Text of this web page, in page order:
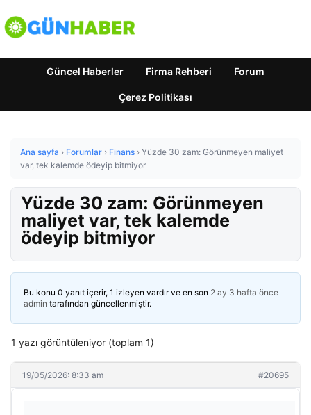
Güncel Haberler Firma Rehberi Forum
Çerez Politikası
Ana sayfa › Forumlar › Finans › Yüzde 30 zam: Görünmeyen maliyet
var, tek kalemde ödeyip bitmiyor
Yüzde 30 zam: Görünmeyen
maliyet var, tek kalemde
ödeyip bitmiyor
Bu konu 0 yanıt içerir, 1 izleyen vardır ve en son 2 ay 3 hafta önce
admin tarafından güncellenmiştir.
1 yazı görüntüleniyor (toplam 1)
19/05/2026: 8:33 am #20695